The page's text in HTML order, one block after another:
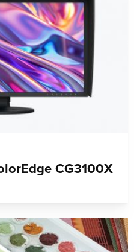
CG3100X